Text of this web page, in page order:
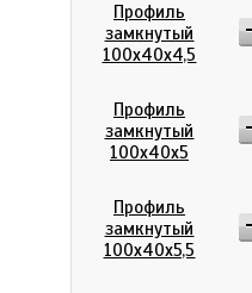
Профиль
замкнутый
100х40х4,5
Профиль
замкнутый
100х40х5
Профиль
замкнутый
100х40х5,5